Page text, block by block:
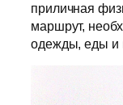
приличная
маршрут,
одежды, еды и